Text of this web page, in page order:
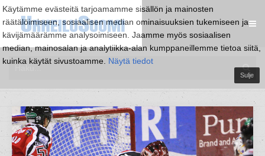
Käytämme evästeitä tarjoamamme sisällön ja mainosten
räätälöimiseen, sosiaalisen median ominaisuuksien tukemiseen ja
kävijämäärämme analysoimiseen. Jaamme myös sosiaalisen
median, mainosalan ja analytiikka-alan kumppaneillemme tietoa siitä,
kuinka käytät sivustoamme. Näytä tiedot
Sulje